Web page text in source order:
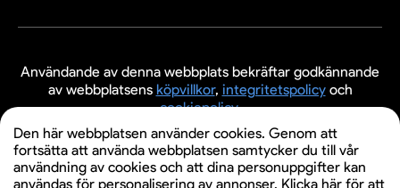
Användande av denna webbplats bekräftar godkännande
av webbplatsens köpvillkor, integritetspolicyoch
cookiepolicy.
© 2026 Evenemangsbiljetter.se
Den här webbplatsen använder cookies. Genom att
fortsätta att använda webbplatsen samtycker du till vår
användning av cookies och att dina personuppgifter kan
användas för personalisering av annonser. Klicka här för att